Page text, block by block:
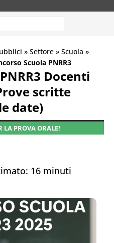
» Settore » Scuola »
Scuola PNRR3
Docenti
scritte
date)
LA PROVA ORALE!
16 minuti